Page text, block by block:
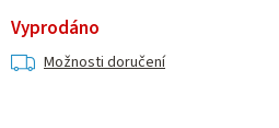
Vyprodáno
Možnosti doručení